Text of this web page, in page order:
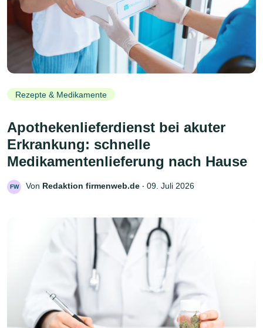
Rezepte & Medikamente
Apothekenlieferdienst bei akuter
Erkrankung: schnelle
Medikamentenlieferung nach Hause
FW Von Redaktion firmenweb.de ‧ 09. Juli 2026